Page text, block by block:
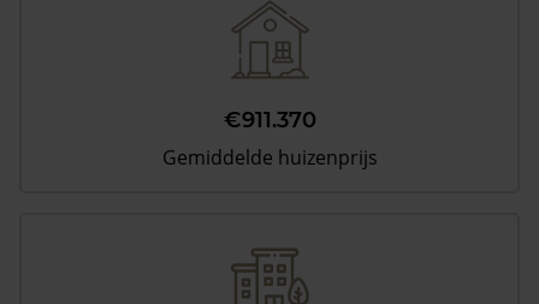
€911.370
Gemiddelde huizenprijs